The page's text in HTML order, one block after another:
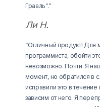
Грааль”.”
Ли Н.
“Отличный продукт! Для
программиста, обойти
невозможно. Почти. Я
момент, но обратился в
исправили это в
зависим от него. Я